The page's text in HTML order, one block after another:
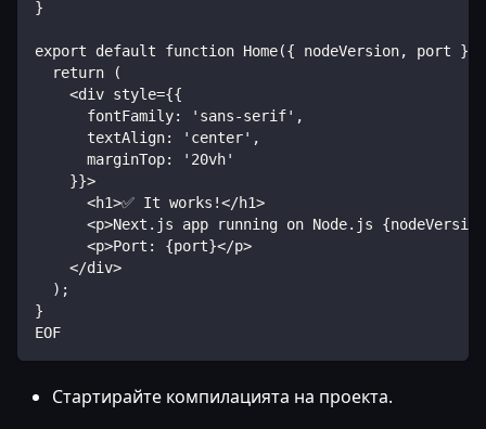
}
export default function Home({ nodeVersion, port })
  return (
    <div style={{
      fontFamily: 'sans-serif',
      textAlign: 'center',
      marginTop: '20vh'
    }}>
      <h1>✅ It works!</h1>
<p>Next.js app running on Node.js
      <p>Port: {port}</p>
    </div>
  );
}
EOF
Стартирайте компилацията на проекта.